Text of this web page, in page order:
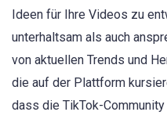
Ideen für Ihre Videos zu
unterhaltsam als auch
von aktuellen Trends und
die auf der Plattform
dass die TikTok-